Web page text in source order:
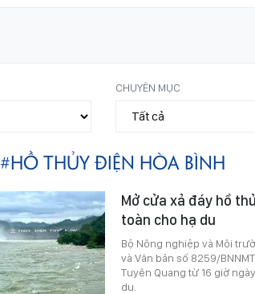
CHUYÊN MỤC
#HỒ THỦY ĐIỆN HÒA BÌNH
Mở cửa xả đáy hồ
toàn cho hạ du
Bộ Nông nghiệp và Môi
và Văn bản số 8259/
Tuyên Quang từ 16 giờ
du.